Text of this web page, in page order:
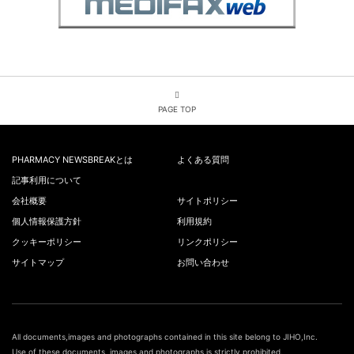
PAGE TOP
PHARMACY NEWSBREAKとは
よくある質問
記事利用について
会社概要
サイトポリシー
個人情報保護方針
利用規約
クッキーポリシー
リンクポリシー
サイトマップ
お問い合わせ
All documents,images and photographs contained in this site belong to JIHO,Inc.
Use of these documents, images and photographs is strictly prohibited.